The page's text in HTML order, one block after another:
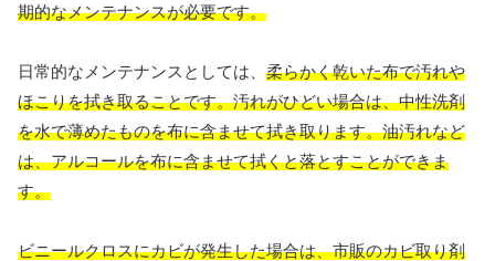
期的なメンテナンスが必要です。
日常的なメンテナンスとしては、 柔らかく乾いた布で汚れや
ほこりを拭き取ることです。汚れがひどい場合は、中性洗剤
を水で薄めたものを布に含ませて拭き取ります。油汚れなど
は、アルコールを布に含ませて拭くと落とすことができま
す。
ビニールクロスにカビが発生した場合は、市販のカビ取り剤